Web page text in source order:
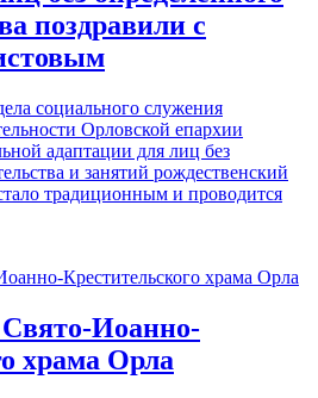
поздравили с
социального служения
Орловской епархии
адаптации для лиц без
и занятий рождественский
традиционным и проводится
Иоанно-
храма Орла